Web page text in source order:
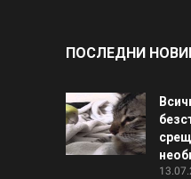
ПОСЛЕДНИ